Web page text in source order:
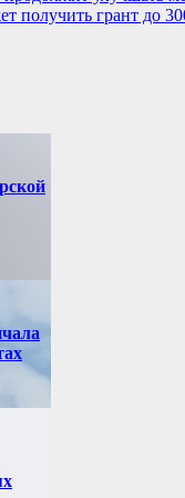
получить грант до